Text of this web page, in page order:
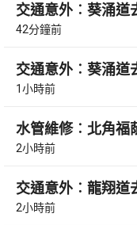
交通意外︰葵涌道
42分鐘前
交通意外︰葵涌道
1小時前
水管維修︰北角福
2小時前
交通意外︰龍翔道
2小時前